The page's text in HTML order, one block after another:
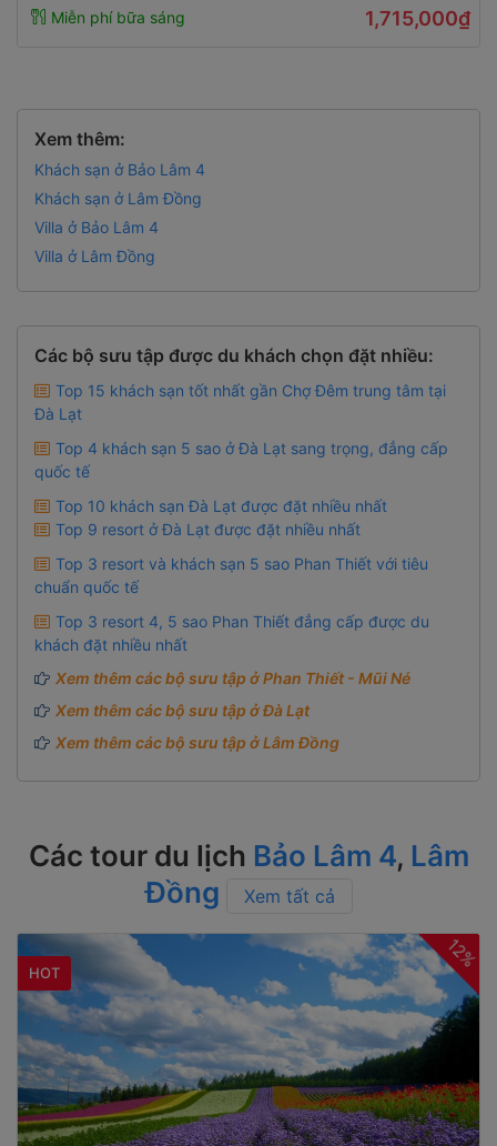
Miễn phí bữa sáng 1,715,000₫
Xem thêm:
Khách sạn ở Bảo Lâm 4
Khách sạn ở Lâm Đồng
Villa ở Bảo Lâm 4
Villa ở Lâm Đồng
Các bộ sưu tập được du khách chọn đặt nhiều:
Top 15 khách sạn tốt nhất gần Chợ Đêm trung tâm tại
Đà Lạt
Top 4 khách sạn 5 sao ở Đà Lạt sang trọng, đẳng cấp
quốc tế
Top 10 khách sạn Đà Lạt được đặt nhiều nhất
Top 9 resort ở Đà Lạt được đặt nhiều nhất
Top 3 resort và khách sạn 5 sao Phan Thiết với tiêu
chuẩn quốc tế
Top 3 resort 4, 5 sao Phan Thiết đẳng cấp được du
khách đặt nhiều nhất
Xem thêm các bộ sưu tập ở Phan Thiết - Mũi Né
Xem thêm các bộ sưu tập ở Đà Lạt
Xem thêm các bộ sưu tập ở Lâm Đồng
Các tour du lịch Bảo Lâm 4, Lâm
Đồng
Xem tất cả
12%
HOT